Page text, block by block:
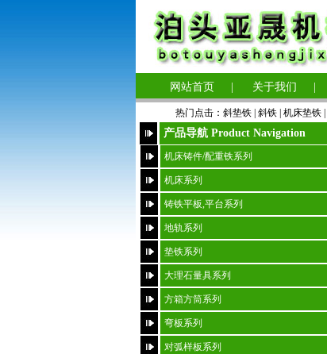
网站首页 关于我们
热门点击： 斜垫铁| 斜铁 | 机床垫铁|
产品导航 Product Navigation
机床铸件/配重铁系列
机床系列
铸铁平板,平台系列
地轨系列
垫铁系列
大理石量具系列
方箱方筒系列
弯板系列
对弧样板系列